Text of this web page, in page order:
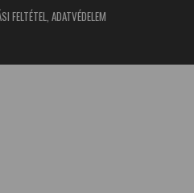
FELTÉTEL, ADATVÉDELEM